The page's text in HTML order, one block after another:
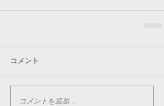
コメント
コメントを追加…